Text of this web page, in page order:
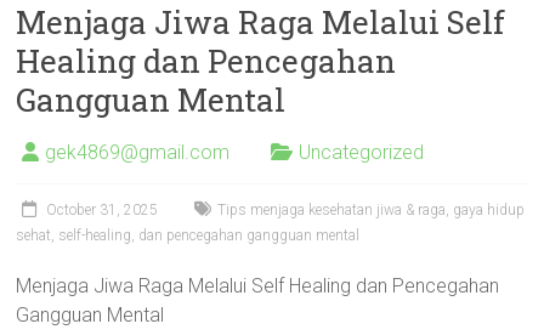
Menjaga Jiwa Raga Melalui Self
Healing dan Pencegahan
Gangguan Mental
gek4869@gmail.com Uncategorized
October 31, 2025
Tips menjaga kesehatan jiwa & raga, gaya hidup
sehat, self-healing, dan pencegahan gangguan mental
Menjaga Jiwa Raga Melalui Self Healing dan Pencegahan
Gangguan Mental